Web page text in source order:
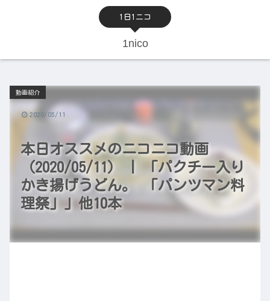
1日1ニコ
1nico
本日オススメのニコニコ動画
（2020/05/11） | 「パクチー入り
かき揚げうどん。 「パンツマン料
理祭」」他10本
動画紹介
2020/05/11